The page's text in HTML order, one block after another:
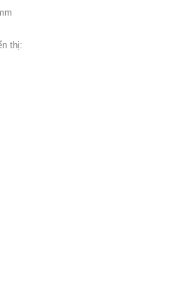
thị: